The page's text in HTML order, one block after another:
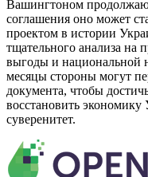
Вашингтоном
соглашения оно может
проектом в истории
тщательного анализа на
выгоды и национальной
месяцы стороны могут
документа, чтобы
восстановить экономику
суверенитет.